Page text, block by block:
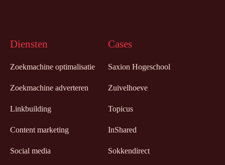
Diensten
Zoekmachine optimalisatie
Zoekmachine adverteren
Linkbuilding
Content marketing
Social media
Cases
Saxion Hogeschool
Zuivelhoeve
Topicus
InShared
Sokkendirect